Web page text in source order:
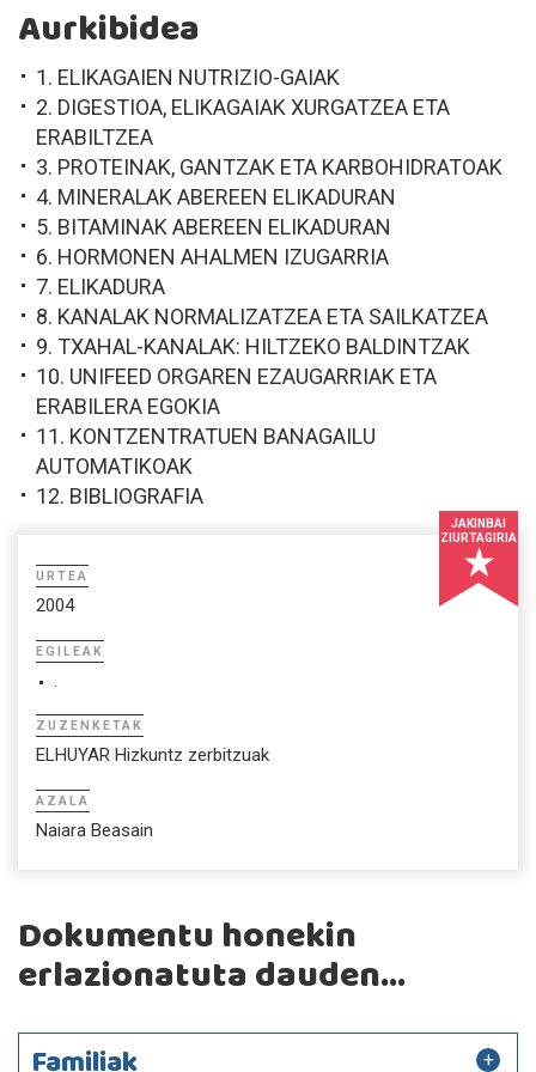
Aurkibidea
1. ELIKAGAIEN NUTRIZIO-GAIAK
2. DIGESTIOA, ELIKAGAIAK XURGATZEA ETA
ERABILTZEA
3. PROTEINAK, GANTZAK ETA KARBOHIDRATOAK
4. MINERALAK ABEREEN ELIKADURAN
5. BITAMINAK ABEREEN ELIKADURAN
6. HORMONEN AHALMEN IZUGARRIA
7. ELIKADURA
8. KANALAK NORMALIZATZEA ETA SAILKATZEA
9. TXAHAL-KANALAK: HILTZEKO BALDINTZAK
10. UNIFEED ORGAREN EZAUGARRIAK ETA
ERABILERA EGOKIA
11. KONTZENTRATUEN BANAGAILU
AUTOMATIKOAK
12. BIBLIOGRAFIA
JAKINBAI
ZIURTAGIRIA
URTEA
2004
EGILEAK
ZUZENKETAK
ELHUYAR Hizkuntz zerbitzuak
AZALA
Naiara Beasain
Dokumentu honekin
erlazionatuta dauden...